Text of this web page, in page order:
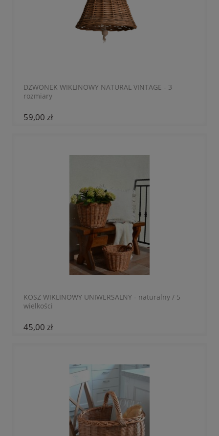
DZWONEK WIKLINOWY NATURAL VINTAGE - 3
rozmiary
59,00 zł
KOSZ WIKLINOWY UNIWERSALNY - naturalny / 5
wielkości
45,00 zł